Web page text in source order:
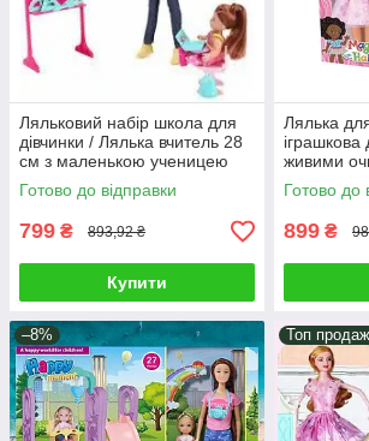
Ляльковий набір школа для
дівчинки / Лялька вчитель 28
см з маленькою ученицею
для дитячих сюжетно
рольових ігор
Готово до відправки
799 ₴ 893,92 ₴
Купити
Лялька
іграшкова
живими
Ляльки для
Готово до
899 ₴
–8% Топ